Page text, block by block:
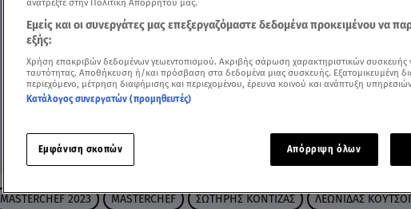
MASTERCHEF 2023 MASTERCHEF ΣΩΤΗΡΗΣ ΚΟΝΤΙΖΑΣ ΛΕΩΝΙΔΑΣ
ανατρέξτε στην Πολιτική Απορρήτου μας.
Εμείς και οι συνεργάτες μας επεξεργαζόμαστε δεδομένα προκειμένου να
εξής:
Χρήση επακριβών δεδομένων γεωεντοπισμού. Ακριβής σάρωση χαρακτηριστικών συσκευής
ταυτότητας. Αποθήκευση ή/και πρόσβαση στα δεδομένα μιας συσκευής. Εξατομικευμένη
περιεχόμενο, μέτρηση διαφήμισης και περιεχομένου, έρευνα κοινού και ανάπτυξη
Κατάλογος συνεργατών (προμηθευτές)
Εμφάνιση σκοπών Απόρριψη όλων